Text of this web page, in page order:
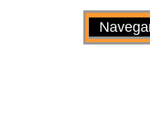
Acciones